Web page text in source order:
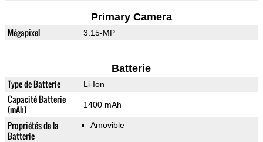
Primary Camera
Mégapixel 3.15-MP
Batterie
Type de Batterie Li-Ion
Capacité Batterie
(mAh)
1400 mAh
Propriétés de la
Batterie
Amovible